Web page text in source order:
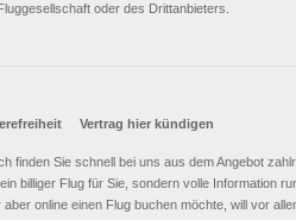
oder des Drittanbieters.
Vertrag hier kündigen
finden Sie schnell bei uns aus dem Angebot
billiger Flug für Sie, sondern volle Information
online einen Flug buchen möchte, will vor